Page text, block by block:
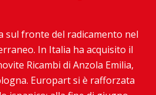
sul fronte del radicamento nel
In Italia ha acquisito il
Ricambi di Anzola Emilia,
Europart si è rafforzata